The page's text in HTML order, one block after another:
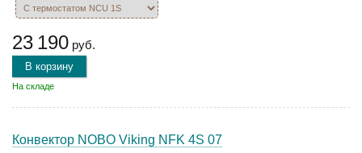
23 190 руб.
В корзину
На складе
Конвектор NOBO Viking NFK 4S 07